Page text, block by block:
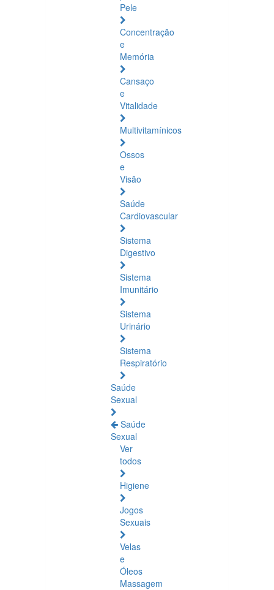
Pele
Concentração
e
Memória
Cansaço
e
Vitalidade
Multivitamínicos
Ossos
e
Visão
Saúde
Cardiovascular
Sistema
Digestivo
Sistema
Imunitário
Sistema
Urinário
Sistema
Respiratório
Saúde
Sexual
Saúde
Sexual
Ver
todos
Higiene
Jogos
Sexuais
Velas
e
Óleos
Massagem